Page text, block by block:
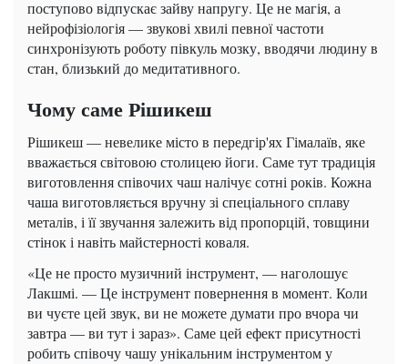
поступово відпускає зайву напругу. Це не магія, а
нейрофізіологія — звукові хвилі певної частоти
синхронізують роботу півкуль мозку, вводячи людину в
стан, близький до медитативного.
Чому саме Рішикеш
Рішикеш — невелике місто в передгір'ях Гімалаїв, яке
вважається світовою столицею йоги. Саме тут традиція
виготовлення співочих чаш налічує сотні років. Кожна
чаша виготовляється вручну зі спеціального сплаву
металів, і її звучання залежить від пропорцій, товщини
стінок і навіть майстерності коваля.
«Це не просто музичний інструмент, — наголошує
Лакшмі. — Це інструмент повернення в момент. Коли
ви чуєте цей звук, ви не можете думати про вчора чи
завтра — ви тут і зараз». Саме цей ефект присутності
робить співочу чашу унікальним інструментом у